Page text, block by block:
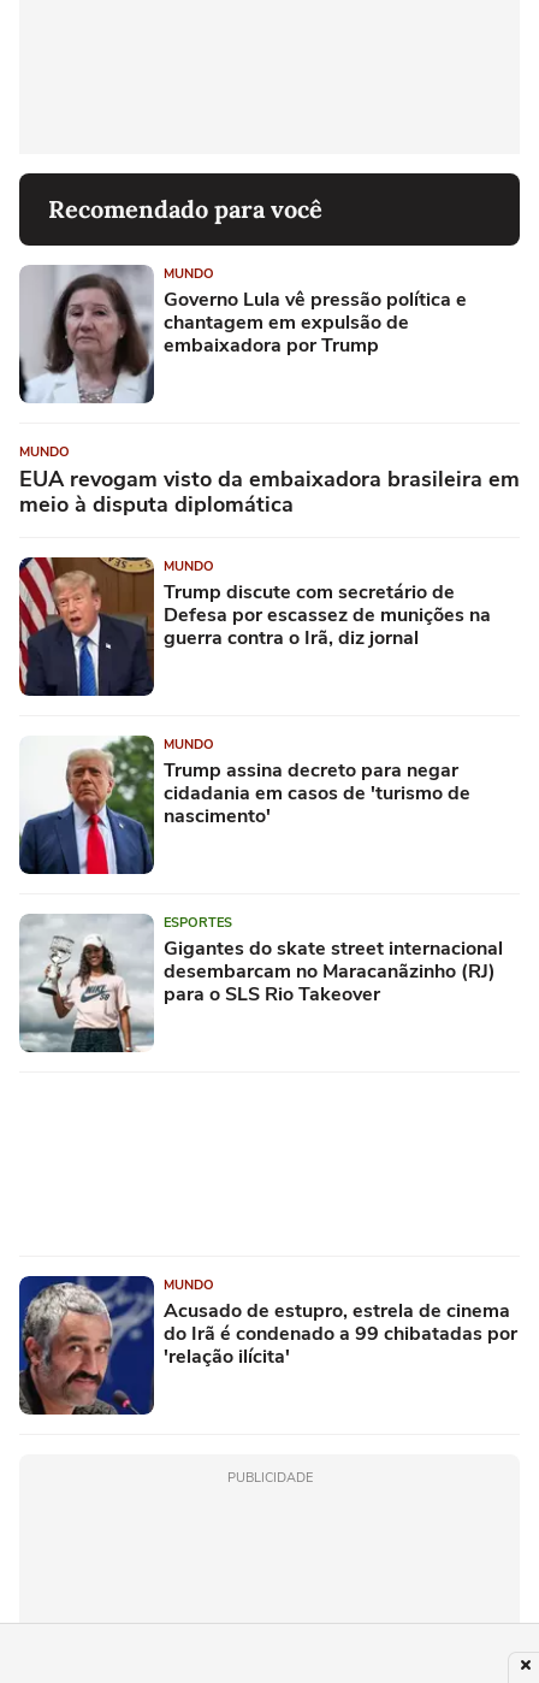
Recomendado para você
MUNDO
Governo Lula vê pressão política e
chantagem em expulsão de
embaixadora por Trump
MUNDO
EUA revogam visto da embaixadora brasileira em
meio à disputa diplomática
MUNDO
Trump discute com secretário de
Defesa por escassez de munições na
guerra contra o Irã, diz jornal
MUNDO
Trump assina decreto para negar
cidadania em casos de 'turismo de
nascimento'
ESPORTES
Gigantes do skate street internacional
desembarcam no Maracanãzinho (RJ)
para o SLS Rio Takeover
MUNDO
Acusado de estupro, estrela de cinema
do Irã é condenado a 99 chibatadas por
'relação ilícita'
PUBLICIDADE